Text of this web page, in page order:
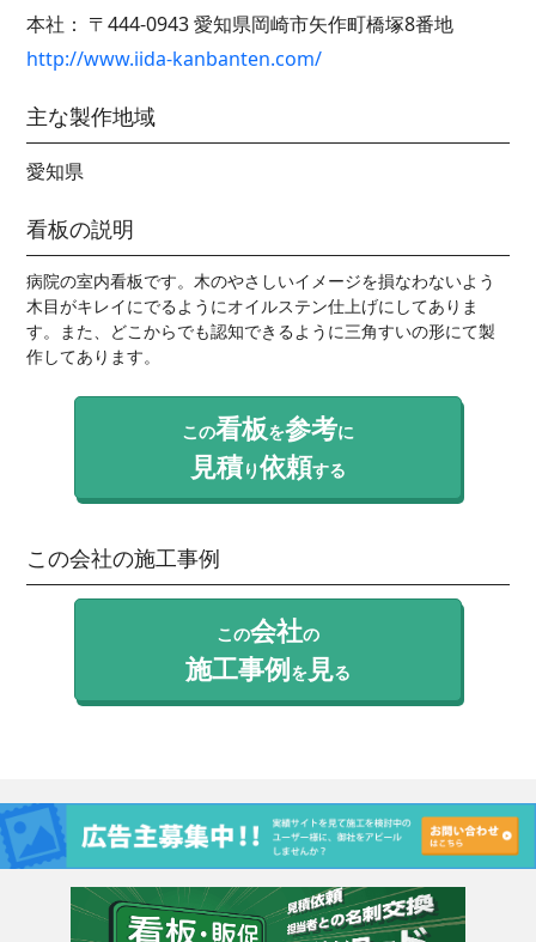
本社： 〒444-0943愛知県岡崎市矢作町橋塚8番地
http://www.iida-kanbanten.com/
主な製作地域
愛知県
看板の説明
病院の室内看板です。木のやさしいイメージを損なわないよう
木目がキレイにでるようにオイルステン仕上げにしてありま
す。また、どこからでも認知できるように三角すいの形にて製
作してあります。
この看板を参考に
見積り依頼する
この会社の施工事例
この会社の
施工事例を 見る